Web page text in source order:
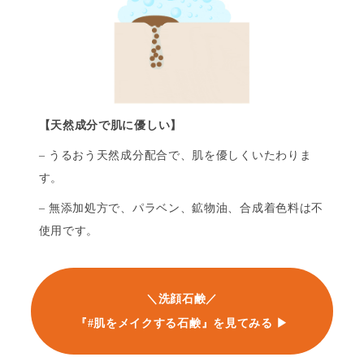
【天然成分で肌に優しい】
– うるおう天然成分配合で、肌を優しくいたわりま
す。
– 無添加処方で、パラベン、鉱物油、合成着色料は不
使用です。
＼洗顔石鹸／
『#肌をメイクする石鹸』を見てみる ▶︎